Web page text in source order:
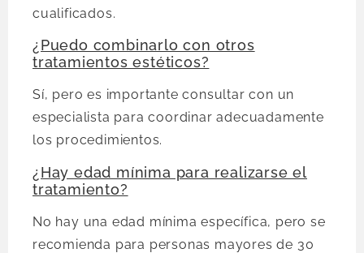
cualificados.
¿Puedo combinarlo con otros
tratamientos estéticos?
Sí, pero es importante consultar con un
especialista para coordinar adecuadamente
los procedimientos.
¿Hay edad mínima para realizarse el
tratamiento?
No hay una edad mínima específica, pero se
recomienda para personas mayores de 30